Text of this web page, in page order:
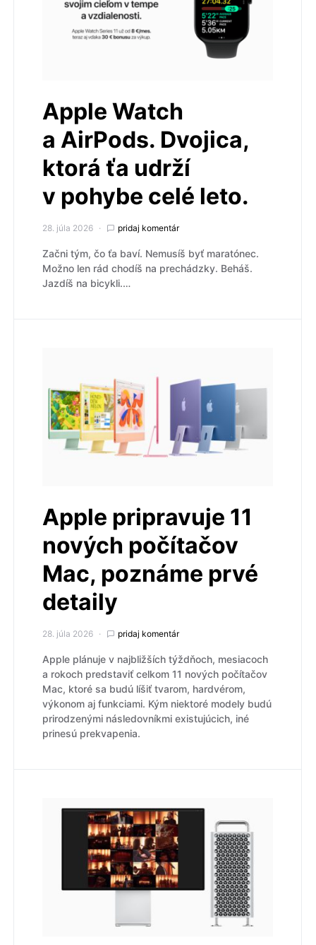
Apple Watch
a AirPods. Dvojica,
ktorá ťa udrží
v pohybe celé leto.
28. júla 2026 pridaj komentár
Začni tým, čo ťa baví. Nemusíš byť maratónec.
Možno len rád chodíš na prechádzky. Beháš.
Jazdíš na bicykli.…
Apple pripravuje 11
nových počítačov
Mac, poznáme prvé
detaily
28. júla 2026 pridaj komentár
Apple plánuje v najbližších týždňoch, mesiacoch
a rokoch predstaviť celkom 11 nových počítačov
Mac, ktoré sa budú líšiť tvarom, hardvérom,
výkonom aj funkciami. Kým niektoré modely budú
prirodzenými následovníkmi existujúcich, iné
prinesú prekvapenia.